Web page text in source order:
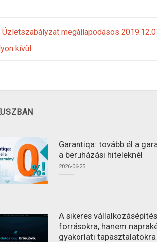
Üzletszabályzat megállapodásos
kívül
Garantiqa: tovább él a
a beruházási hiteleknél
2026-06-25
A sikeres
forrásokra, hanem
gyakorlati tapasztalatokra